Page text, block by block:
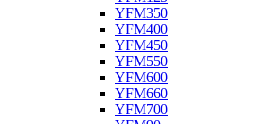
YFM350
YFM400
YFM450
YFM550
YFM600
YFM660
YFM700